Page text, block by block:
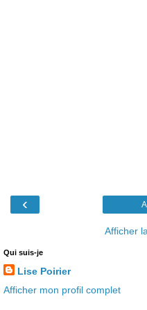
‹
Afficher
Qui suis-je
Lise Poirier
Afficher mon profil complet